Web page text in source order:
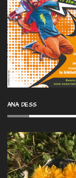
ANA DESS